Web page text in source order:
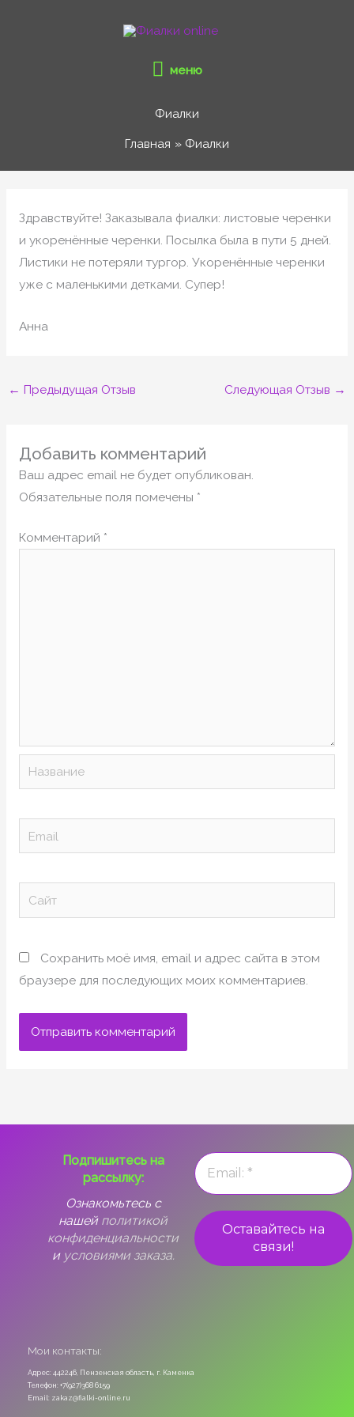
меню
Фиалки
Главная
Фиалки
Здравствуйте! Заказывала фиалки: листовые черенки
и укоренённые черенки. Посылка была в пути 5 дней.
Листики не потеряли тургор. Укоренённые черенки
уже с маленькими детками. Супер!
Анна
← Предыдущая Отзыв Следующая Отзыв →
Добавить комментарий
Ваш адрес email не будет опубликован.
Обязательные поля помечены *
Комментарий *
Название
Email
Сайт
Сохранить моё имя, email и адрес сайта в этом
браузере для последующих моих комментариев.
Подпишитесь на
рассылку:
Ознакомьтесь с
нашей политикой
конфиденциальности
и условиями заказа.
Мои контакты:
Адрес: 442246, Пензенская область, г. Каменка
Телефон: +7(927)368 6159
Email: zakaz@fialki-online.ru